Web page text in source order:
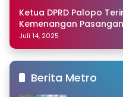
Ketua DPRD Palopo
Kemenangan
Sulsel
Juli 14, 2025
Berita Metro